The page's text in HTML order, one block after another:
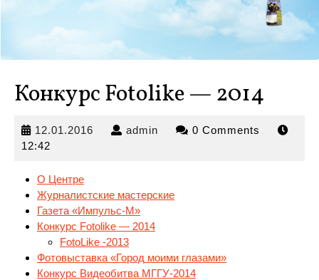
Конкурс Fotolike — 2014
12.01.2016 12.01.2016
admin admin 0 Comments
12:42
О Центре
Журналистские мастерские
Газета «Импульс-М»
Конкурс Fotolike — 2014
FotoLike -2013
Фотовыставка «Город моими глазами»
Конкурс Видеобитва МГГУ-2014